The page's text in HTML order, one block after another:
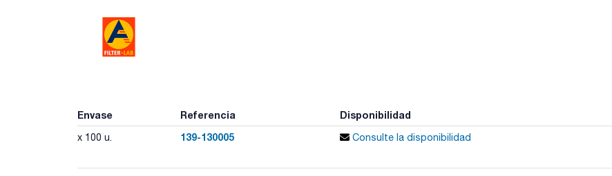
Envase Referencia Disponibilidad
x 100 u. 139-130005 Consulte la disponibilidad